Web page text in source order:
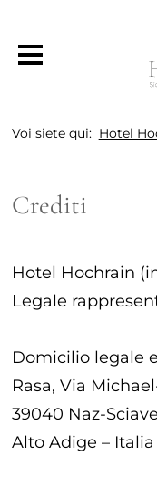
Voi siete qui: Hotel
Crediti
Hotel Hochrain (
Legale
Domicilio legale
Rasa, Via
39040 Naz-
Alto Adige – Italia